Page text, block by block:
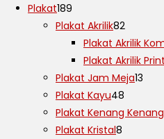
Plakat189
Plakat Akrilik82
Plakat Akrilik
Plakat Akrilik Print
Plakat Jam Meja13
Plakat Kayu48
Plakat Kenang
Plakat Kristal8